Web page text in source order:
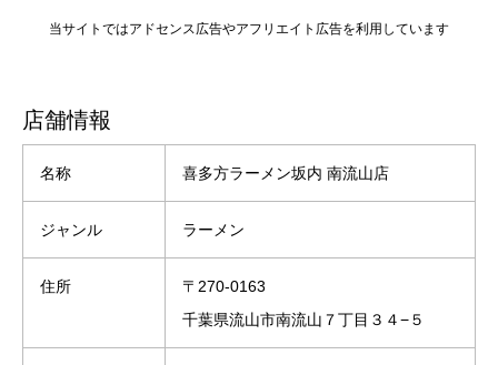
当サイトではアドセンス広告やアフリエイト広告を利用しています
店舗情報
名称 喜多方ラーメン坂内 南流山店
ジャンル ラーメン
住所
〒270-0163
千葉県流山市南流山７丁目３４−５